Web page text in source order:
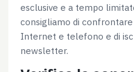
esclusive e a tempo
consigliamo di
Internet e telefono e di
newsletter.